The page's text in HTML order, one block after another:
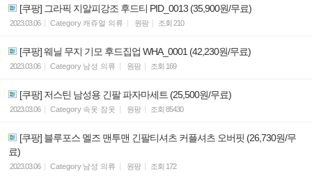
[쿠팡] 그라픽 지알피강조 후드티 PID_0013 (35,900원/무료)
2023.03.06 Category 캐쥬얼 의류 원팡 조회 210
[쿠팡] 웨닐 무지 기모 후드집업 WHA_0001 (42,230원/무료)
2023.03.06 Category 남성 의류 원팡 조회 169
[쿠팡] 저스틴 남성용 긴팔 파자마세트 (25,500원/무료)
2023.03.06 Category 속옷 잠옷 원팡 조회 85430
[쿠팡] 블루포스 멜즈 맨투맨 긴팔티셔츠 커플셔츠 오버핏 (26,730원/무
료)
2023.03.06 Category 남성 의류 원팡 조회 172